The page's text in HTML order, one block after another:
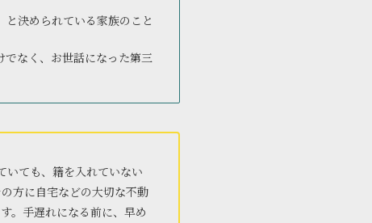
決められている家族のこと
なく、お世話になった第三
いても、籍を入れていない
方に自宅などの大切な不動
。手遅れになる前に、早め